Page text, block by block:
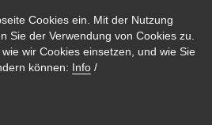
Cookies ein. Mit der Nutzung
Sie der Verwendung von Cookies zu.
wir Cookies einsetzen, und wie Sie
können: Info /